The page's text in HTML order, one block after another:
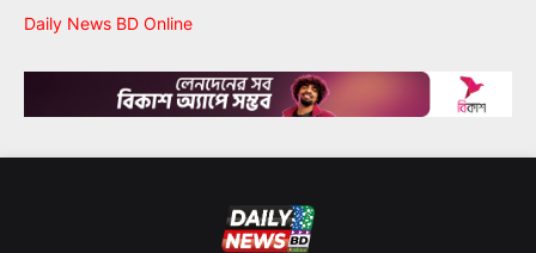
Daily News BD Online